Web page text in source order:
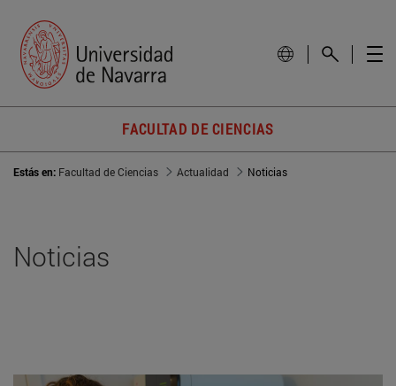
FACULTAD DE CIENCIAS
Estás en: Facultad de Ciencias Actualidad Noticias
Noticias